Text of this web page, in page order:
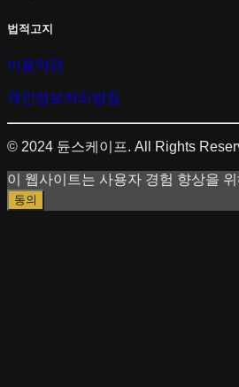
법적고지
이용약관
개인정보처리방침
© 2024 듄스케이프. All Rights
이 웹사이트는 사용자 경험 향상을
동의